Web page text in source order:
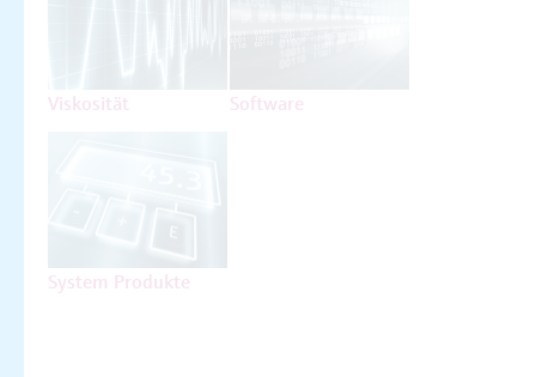
Viskosität Software
System Produkte